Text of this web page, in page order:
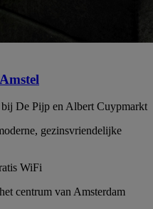
De Pijp en Albert Cuypmarkt
gezinsvriendelijke
WiFi
centrum van Amsterdam